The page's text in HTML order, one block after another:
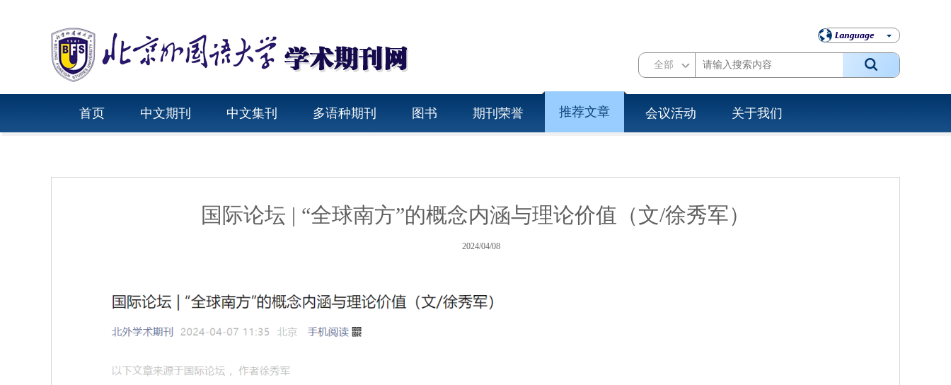
全部
首页 中文期刊 中文集刊 多语种期刊 图书 期刊荣誉 推荐文章 会议活动 关于我们
国际论坛 | “全球南方”的概念内涵与理论价值（文/徐秀军）
2024/04/08